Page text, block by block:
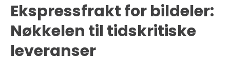
Ekspressfrakt for bildeler:
Nøkkelen til tidskritiske
leveranser